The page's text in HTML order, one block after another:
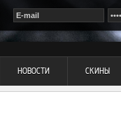
НОВОСТИ СКИНЫ